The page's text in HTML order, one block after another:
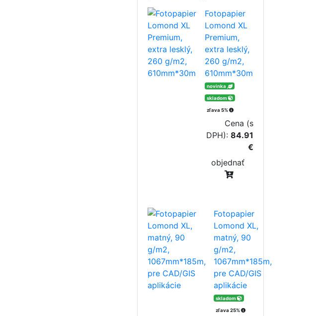
Fotopapier
Lomond XL
Premium,
extra lesklý,
260 g/m2,
610mm*30m
novinka
skladom
zľava 5%
Cena (s
DPH): 84.91
€
objednať
Fotopapier
Lomond XL,
matný, 90
g/m2,
1067mm*185m,
pre CAD/GIS
aplikácie
skladom
zľava 25%